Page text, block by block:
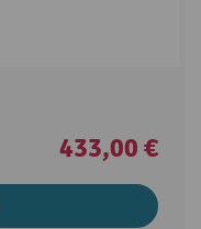
433,00 €